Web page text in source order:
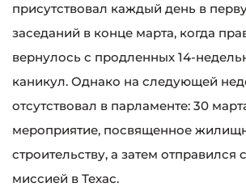
присутствовал каждый день в
заседаний в конце марта, когда
вернулось с продленных 14-
каникул. Однако на следующей
отсутствовал в парламенте: 30
мероприятие, посвященное
строительству, а затем отправился
миссией в Техас.